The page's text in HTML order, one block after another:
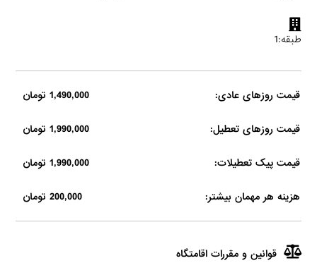
طبقه:1
قیمت روزهای عادی: 1,490,000 تومان
قیمت روزهای تعطیل: 1,990,000 تومان
قیمت پیک تعطیلات: 1,990,000 تومان
هزینه هر مهمان بیشتر: 200,000 تومان
قوانین و مقررات اقامتگاه